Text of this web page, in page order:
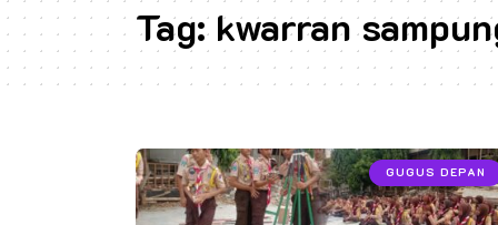
Tag:kwarran
GUGUS DEPAN